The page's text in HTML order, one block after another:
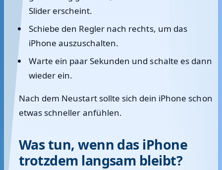
Slider erscheint.
Schiebe den Regler nach rechts, um das
iPhone auszuschalten.
Warte ein paar Sekunden und schalte es dann
wieder ein.
Nach dem Neustart sollte sich dein iPhone schon
etwas schneller anfühlen.
Was tun, wenn das iPhone
trotzdem langsam bleibt?